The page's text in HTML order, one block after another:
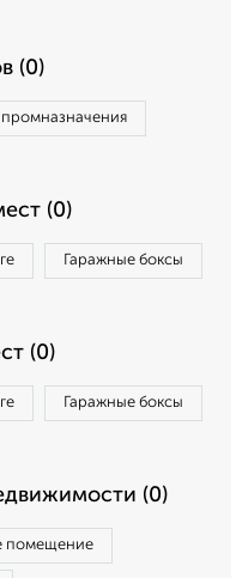
(0)
промназначения
(0)
Гаражные боксы
(0)
Гаражные боксы
(0)
помещение